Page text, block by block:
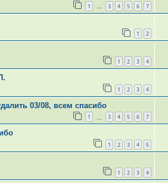
1 … 3 4 5 6 7
1 2
1 2 3 4
1 2 3 4
03/08, всем спасибо
1 3 4 5 6 7
1 2 3 4 5
1 2 3 4